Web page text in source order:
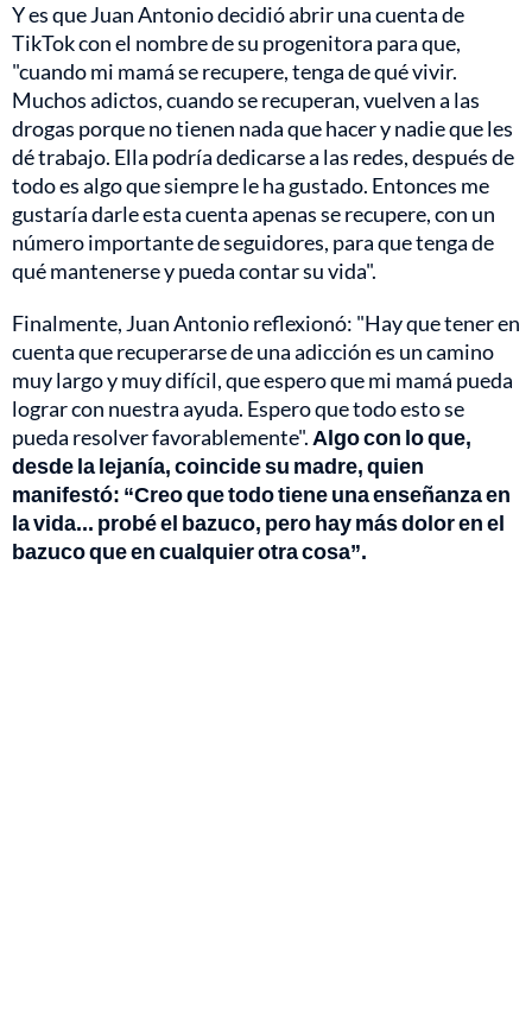
Y es que Juan Antonio decidió abrir una cuenta de
TikTok con el nombre de su progenitora para que,
"cuando mi mamá se recupere, tenga de qué vivir.
Muchos adictos, cuando se recuperan, vuelven a las
drogas porque no tienen nada que hacer y nadie que les
dé trabajo. Ella podría dedicarse a las redes, después de
todo es algo que siempre le ha gustado. Entonces me
gustaría darle esta cuenta apenas se recupere, con un
número importante de seguidores, para que tenga de
qué mantenerse y pueda contar su vida".
Finalmente, Juan Antonio reflexionó: "Hay que tener en
cuenta que recuperarse de una adicción es un camino
muy largo y muy difícil, que espero que mi mamá pueda
lograr con nuestra ayuda. Espero que todo esto se
pueda resolver favorablemente". Algo con lo que,
desde la lejanía, coincide su madre, quien
manifestó: “Creo que todo tiene una enseñanza en
la vida... probé el bazuco, pero hay más dolor en el
bazuco que en cualquier otra cosa”.